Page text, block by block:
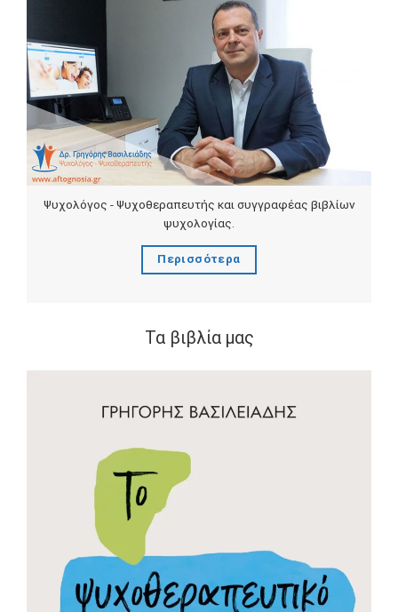
Ψυχολόγος - Ψυχοθεραπευτής και συγγραφέας βιβλίων
ψυχολογίας.
Περισσότερα
Τα βιβλία μας